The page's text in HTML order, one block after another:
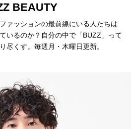
BEAUTY
ァッションの最前線にいる人たちは
いるのか？自分の中で「BUZZ」って
尽くす。毎週月・木曜日更新。